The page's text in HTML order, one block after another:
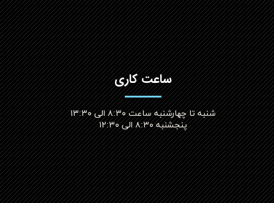
ساعت کاری
شنبه تا چهارشنبه ساعت ۸:۳۰ الی ۱۳:۳۰
پنجشنبه ۸:۳۰ الی ۱۲:۳۰​​​​​​​